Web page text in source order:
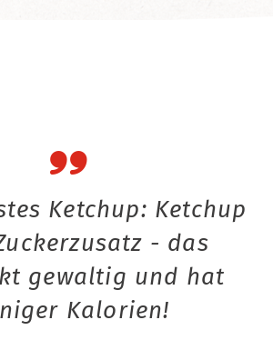
Ketchup: Ketchup
- das
gewaltig und hat
Kalorien!